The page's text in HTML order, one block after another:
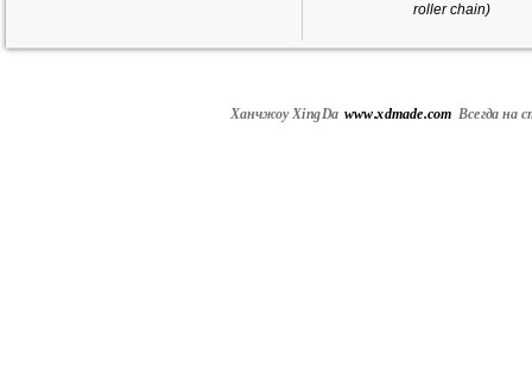
roller chain)
Ханчжоу XingDawww.xdmade.com Всегда на